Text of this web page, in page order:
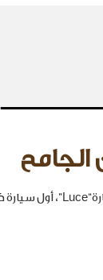
الجامح